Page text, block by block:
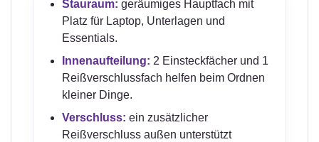
Stauraum: geräumiges Hauptfach mit
Platz für Laptop, Unterlagen und
Essentials.
Innenaufteilung: 2 Einsteckfächer und 1
Reißverschlussfach helfen beim Ordnen
kleiner Dinge.
Verschluss: ein zusätzlicher
Reißverschluss außen unterstützt